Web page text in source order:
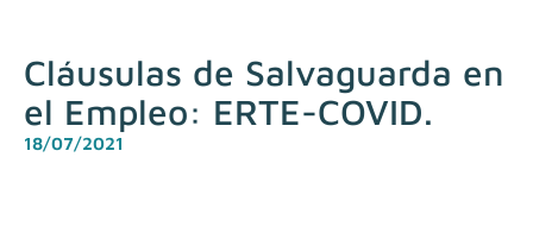
Cláusulas de Salvaguarda en
el Empleo: ERTE-COVID.
18/07/2021